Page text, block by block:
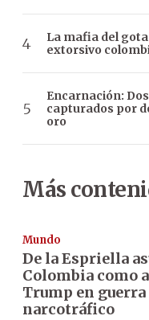
La mafia del
extorsivo
Encarnación:
capturados por
oro
Más
Mundo
De la Espriella
Colombia como
Trump en
narcotráfico